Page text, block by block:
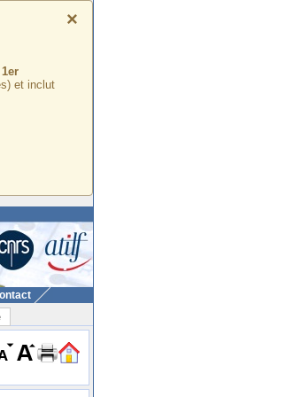
×
1er
et inclut